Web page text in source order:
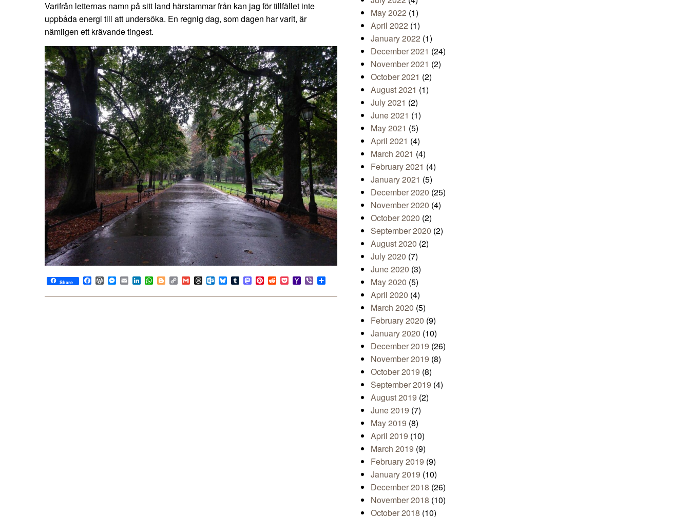
Varifrån letternas namn på sitt land härstammar från kan jag för tillfället inte
uppbåda energi till att undersöka. En regnig dag, som dagen har varit, är
nämligen ett krävande tingest.
Share Facebook
WordPress
Messenger
EmailLinkedIn
WhatsApp
BloggerCopy
Link
GmailThreadsOutlook.com
Bluesky
TumblrMastodon
Pinterest
RedditPocketYahoo
Mail
Viber
May 2022 (1)
April 2022 (1)
January 2022 (1)
December 2021 (24)
November 2021 (2)
October 2021 (2)
August 2021 (1)
July 2021 (2)
June 2021 (1)
May 2021 (5)
April 2021 (4)
March 2021 (4)
February 2021 (4)
January 2021 (5)
December 2020 (25)
November 2020 (4)
October 2020 (2)
September 2020 (2)
August 2020 (2)
July 2020 (7)
June 2020 (3)
May 2020 (5)
April 2020 (4)
March 2020 (5)
February 2020 (9)
January 2020 (10)
December 2019 (26)
November 2019 (8)
October 2019 (8)
September 2019 (4)
August 2019 (2)
June 2019 (7)
May 2019 (8)
April 2019 (10)
March 2019 (9)
February 2019 (9)
January 2019 (10)
December 2018 (26)
November 2018 (10)
October 2018 (10)